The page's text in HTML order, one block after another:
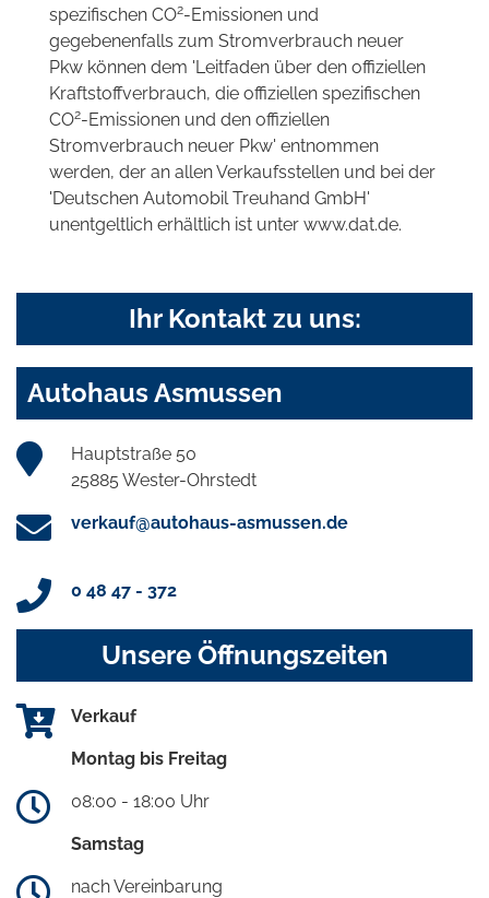
spezifischen CO2-Emissionen und
gegebenenfalls zum Stromverbrauch neuer
Pkw können dem 'Leitfaden über den offiziellen
Kraftstoffverbrauch, die offiziellen spezifischen
CO2-Emissionen und den offiziellen
Stromverbrauch neuer Pkw' entnommen
werden, der an allen Verkaufsstellen und bei der
'Deutschen Automobil Treuhand GmbH'
unentgeltlich erhältlich ist unter www.dat.de.
Ihr Kontakt zu uns:
Autohaus Asmussen
Hauptstraße 50
25885 Wester-Ohrstedt
verkauf@autohaus-asmussen.de
0 48 47 - 372
Unsere Öffnungszeiten
Verkauf
Montag bis Freitag
08:00 - 18:00 Uhr
Samstag
nach Vereinbarung